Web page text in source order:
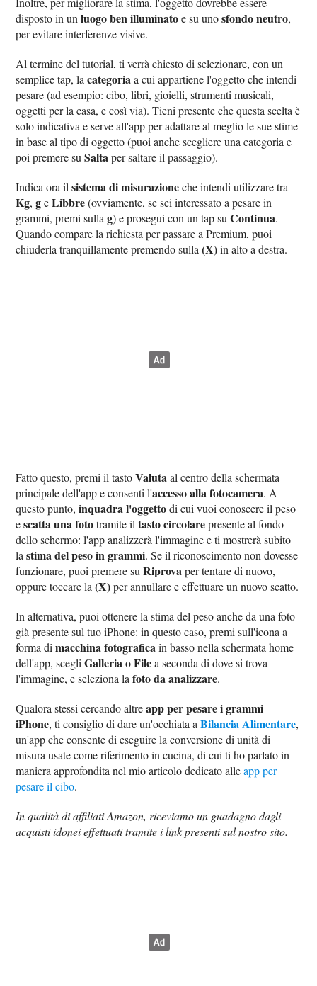
disposto in unluogo ben illuminatoe su unosfondo neutro,
per evitare interferenze visive.
Al termine del tutorial, ti verrà chiesto di selezionare, con un
semplice tap, lacategoriaa cui appartiene l'oggetto che intendi
pesare (ad esempio: cibo, libri, gioielli, strumenti musicali,
oggetti per la casa, e così via). Tieni presente che questa scelta è
solo indicativa e serve all'app per adattare al meglio le sue stime
in base al tipo di oggetto (puoi anche scegliere una categoria e
poi premere suSaltaper saltare il passaggio).
Indica ora ilsistema di misurazioneche intendi utilizzare tra
Kg,geLibbre(ovviamente, se sei interessato a pesare in
grammi, premi sullag) e prosegui con un tap suContinua.
Quando compare la richiesta per passare a Premium, puoi
chiuderla tranquillamente premendo sulla(X)in alto a destra.
Fatto questo, premi il tastoValutaal centro della schermata
principale dell'app e consenti l'accesso alla fotocamera. A
questo punto,inquadra l'oggettodi cui vuoi conoscere il peso
escatta una fototramite iltasto circolarepresente al fondo
dello schermo: l'app analizzerà l'immagine e ti mostrerà subito
lastima del peso in grammi. Se il riconoscimento non dovesse
funzionare, puoi premere suRiprovaper tentare di nuovo,
oppure toccare la(X)per annullare e effettuare un nuovo scatto.
In alternativa, puoi ottenere la stima del peso anche da una foto
già presente sul tuo iPhone: in questo caso, premi sull'icona a
forma dimacchina fotograficain basso nella schermata home
dell'app, scegliGalleriaoFilea seconda di dove si trova
l'immagine, e seleziona lafoto da analizzare.
Qualora stessi cercando altreapp per pesare i grammi
iPhone, ti consiglio di dare un'occhiata aBilancia Alimentare,
un'app che consente di eseguire la conversione di unità di
misura usate come riferimento in cucina, di cui ti ho parlato in
maniera approfondita nel mio articolo dedicato alleapp per
pesare il cibo.
In qualità di affiliati Amazon, riceviamo un guadagno dagli
acquisti idonei effettuati tramite i link presenti sul nostro sito.